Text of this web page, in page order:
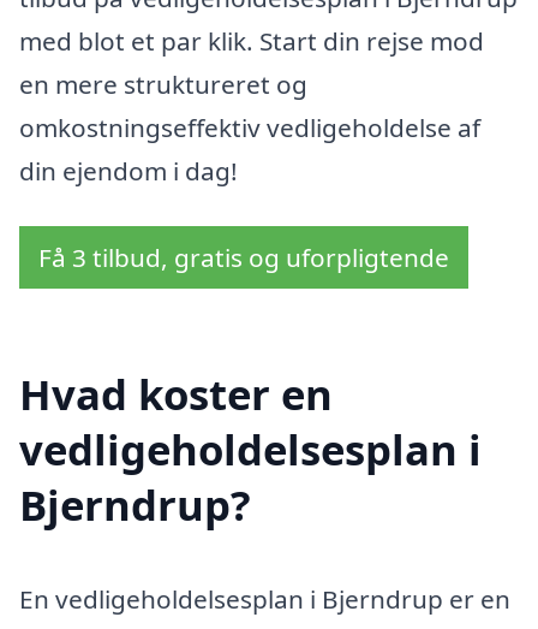
med blot et par klik. Start din rejse mod
en mere struktureret og
omkostningseffektiv vedligeholdelse af
din ejendom i dag!
Få 3 tilbud, gratis og uforpligtende
Hvad koster en
vedligeholdelsesplan i
Bjerndrup?
En vedligeholdelsesplan i Bjerndrup er en